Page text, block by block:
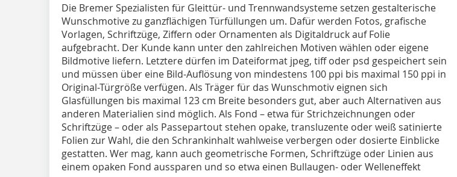
Die Bremer Spezialisten für Gleittür- und Trennwandsysteme setzen gestalterische
Wunschmotive zu ganzflächigen Türfüllungen um. Dafür werden Fotos, grafische
Vorlagen, Schriftzüge, Ziffern oder Ornamenten als Digitaldruck auf Folie
aufgebracht. Der Kunde kann unter den zahlreichen Motiven wählen oder eigene
Bildmotive liefern. Letztere dürfen im Dateiformat jpeg, tiff oder psd gespeichert sein
und müssen über eine Bild-Auflösung von mindestens 100 ppi bis maximal 150 ppi in
Original-Türgröße verfügen. Als Träger für das Wunschmotiv eignen sich
Glasfüllungen bis maximal 123 cm Breite besonders gut, aber auch Alternativen aus
anderen Materialien sind möglich. Als Fond – etwa für Strichzeichnungen oder
Schriftzüge – oder als Passepartout stehen opake, transluzente oder weiß satinierte
Folien zur Wahl, die den Schrankinhalt wahlweise verbergen oder dosierte Einblicke
gestatten. Wer mag, kann auch geometrische Formen, Schriftzüge oder Linien aus
einem opaken Fond aussparen und so etwa einen Bullaugen- oder Welleneffekt